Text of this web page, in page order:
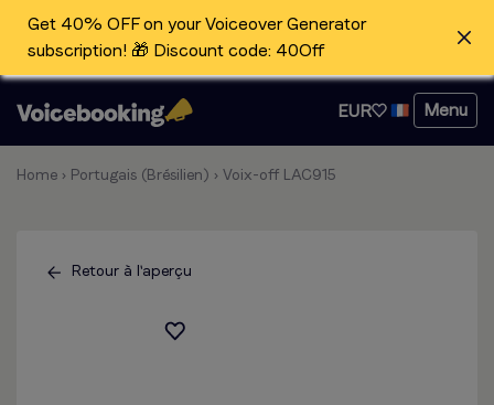
Get 40% OFF on your Voiceover Generator
subscription! 🎁 Discount code: 40Off
EUR Menu
Home › Portugais (Brésilien) › Voix-off LAC915
Retour à l'aperçu